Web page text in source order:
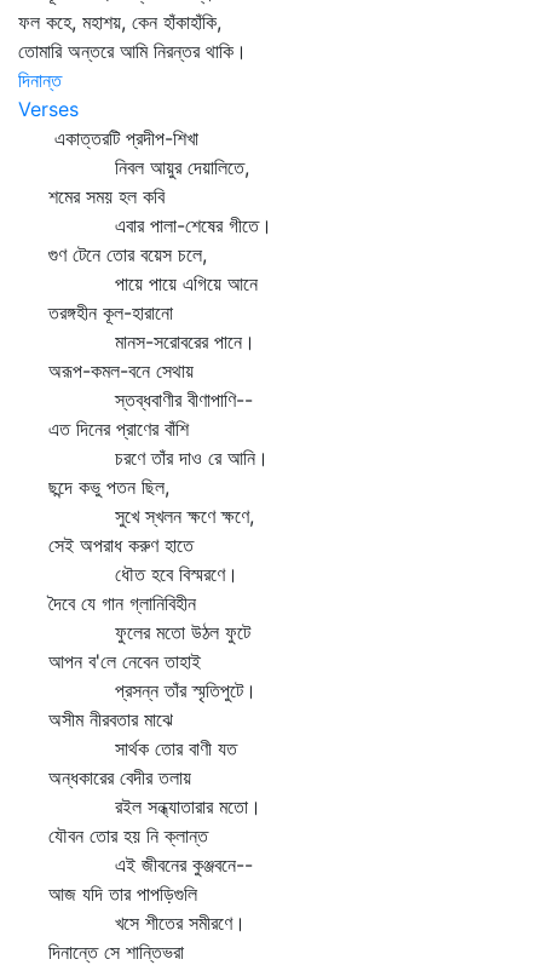
ফল কহে, মহাশয়, কেন হাঁকাহাঁকি,
তোমারি অন্তরে আমি নিরন্তর থাকি।
দিনান্ত
Verses
একাত্তরটি প্রদীপ-শিখা
নিবল আয়ুর দেয়ালিতে,
শমের সময় হল কবি
এবার পালা-শেষের গীতে।
গুণ টেনে তোর বয়েস চলে,
পায়ে পায়ে এগিয়ে আনে
তরঙ্গহীন কূল-হারানো
মানস-সরোবরের পানে।
অরূপ-কমল-বনে সেথায়
স্তব্ধবাণীর বীণাপাণি--
এত দিনের প্রাণের বাঁশি
চরণে তাঁর দাও রে আনি।
ছন্দে কভু পতন ছিল,
সুখে স্খলন ক্ষণে ক্ষণে,
সেই অপরাধ করুণ হাতে
ধৌত হবে বিস্মরণে।
দৈবে যে গান গ্লানিবিহীন
ফুলের মতো উঠল ফুটে
আপন ব'লে নেবেন তাহাই
প্রসন্ন তাঁর স্মৃতিপুটে।
অসীম নীরবতার মাঝে
সার্থক তোর বাণী যত
অন্ধকারের বেদীর তলায়
রইল সন্ধ্যাতারার মতো।
যৌবন তোর হয় নি ক্লান্ত
এই জীবনের কুঞ্জবনে--
আজ যদি তার পাপড়িগুলি
খসে শীতের সমীরণে।
দিনান্তে সে শান্তিভরা